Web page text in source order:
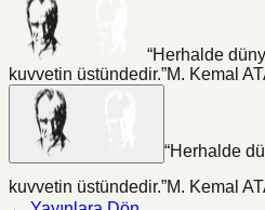
“Herhalde
kuvvetin üstündedir.”M. Kemal
“Herhalde
kuvvetin üstündedir.”M. Kemal